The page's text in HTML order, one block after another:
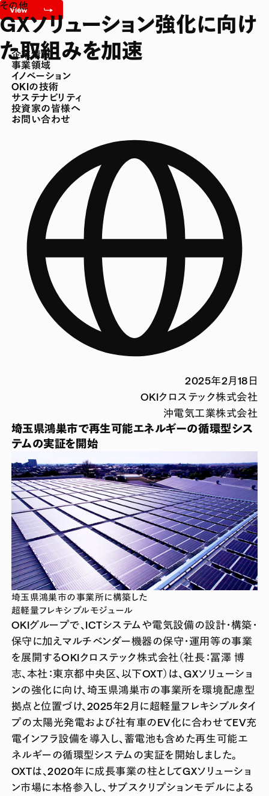
企業情報
事業領域
イノベーション
OKIの技術
サステナビリティ
投資家の皆様へ
お問い合わせ
その他
GXソリューション強化に向け
た取組みを加速
2025年2月18日
OKIクロステック株式会社
沖電気工業株式会社
埼玉県鴻巣市で再生可能エネルギーの循環型シス
テムの実証を開始
埼玉県鴻巣市の事業所に構築した
超軽量フレキシブルモジュール
OKIグループで、ICTシステムや電気設備の設計・構築・
保守に加えマルチベンダー機器の保守・運用等の事業
を展開するOKIクロステック株式会社（社長：冨澤 博
志、本社：東京都中央区、以下OXT）は、GXソリューショ
ンの強化に向け、埼玉県鴻巣市の事業所を環境配慮型
拠点と位置づけ、2025年2月に超軽量フレキシブルタイ
プの太陽光発電および社有車のEV化に合わせてEV充
電インフラ設備を導入し、蓄電池も含めた再生可能エ
ネルギーの循環型システムの実証を開始しました。
OXTは、2020年に成長事業の柱としてGXソリューショ
ン市場に本格参入し、サブスクリプションモデルによる